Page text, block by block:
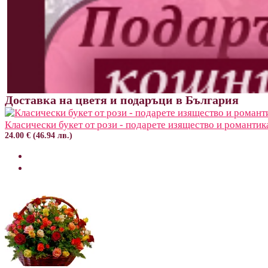
Доставка на цветя и подаръци в България
Класически букет от рози - подарете изящество и
24.00 € (46.94 лв.)